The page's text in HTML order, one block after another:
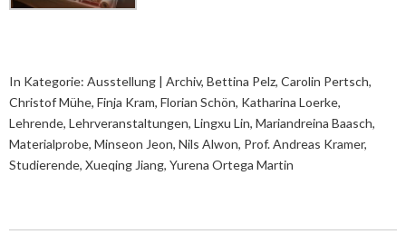
In Kategorie: Ausstellung | Archiv, Bettina Pelz, Carolin Pertsch,
Christof Mühe, Finja Kram, Florian Schön, Katharina Loerke,
Lehrende, Lehrveranstaltungen, Lingxu Lin, Mariandreina Baasch,
Materialprobe, Minseon Jeon, Nils Alwon, Prof. Andreas Kramer,
Studierende, Xueqing Jiang, Yurena Ortega Martin